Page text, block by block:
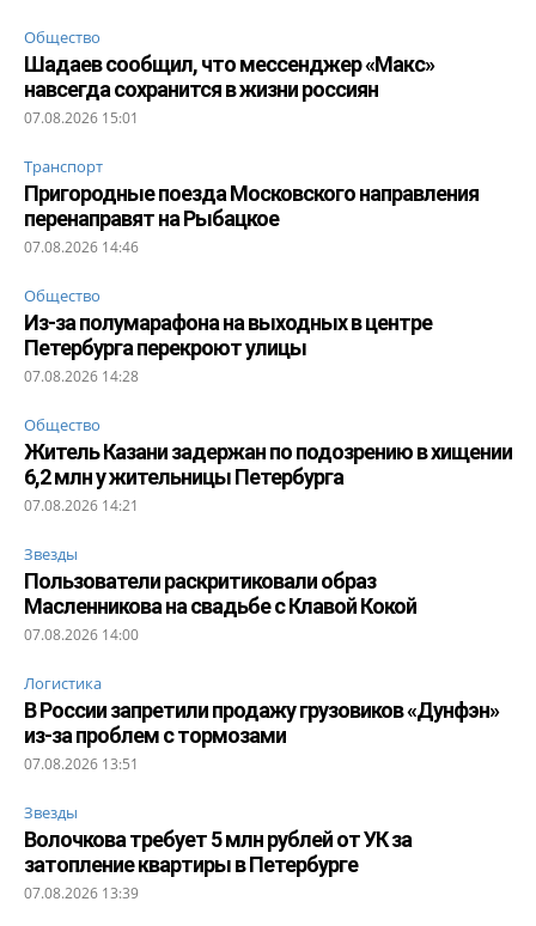
Общество
Шадаев сообщил, что мессенджер «Макс»
навсегда сохранится в жизни россиян
07.08.2026 15:01
Транспорт
Пригородные поезда Московского направления
перенаправят на Рыбацкое
07.08.2026 14:46
Общество
Из-за полумарафона на выходных в центре
Петербурга перекроют улицы
07.08.2026 14:28
Общество
Житель Казани задержан по подозрению в хищении
6,2 млн у жительницы Петербурга
07.08.2026 14:21
Звезды
Пользователи раскритиковали образ
Масленникова на свадьбе с Клавой Кокой
07.08.2026 14:00
Логистика
В России запретили продажу грузовиков «Дунфэн»
из-за проблем с тормозами
07.08.2026 13:51
Звезды
Волочкова требует 5 млн рублей от УК за
затопление квартиры в Петербурге
07.08.2026 13:39